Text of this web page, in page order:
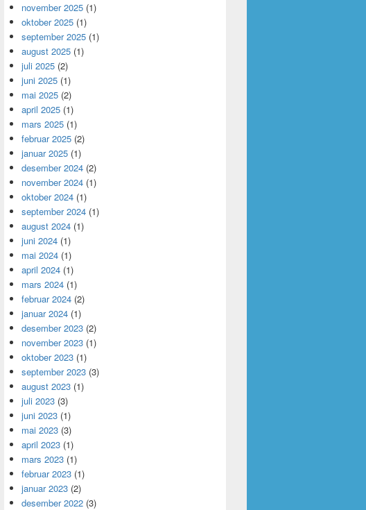
november 2025 (1)
oktober 2025 (1)
september 2025 (1)
august 2025 (1)
juli 2025 (2)
juni 2025 (1)
mai 2025 (2)
april 2025 (1)
mars 2025 (1)
februar 2025 (2)
januar 2025 (1)
desember 2024 (2)
november 2024 (1)
oktober 2024 (1)
september 2024 (1)
august 2024 (1)
juni 2024 (1)
mai 2024 (1)
april 2024 (1)
mars 2024 (1)
februar 2024 (2)
januar 2024 (1)
desember 2023 (2)
november 2023 (1)
oktober 2023 (1)
september 2023 (3)
august 2023 (1)
juli 2023 (3)
juni 2023 (1)
mai 2023 (3)
april 2023 (1)
mars 2023 (1)
februar 2023 (1)
januar 2023 (2)
desember 2022 (3)